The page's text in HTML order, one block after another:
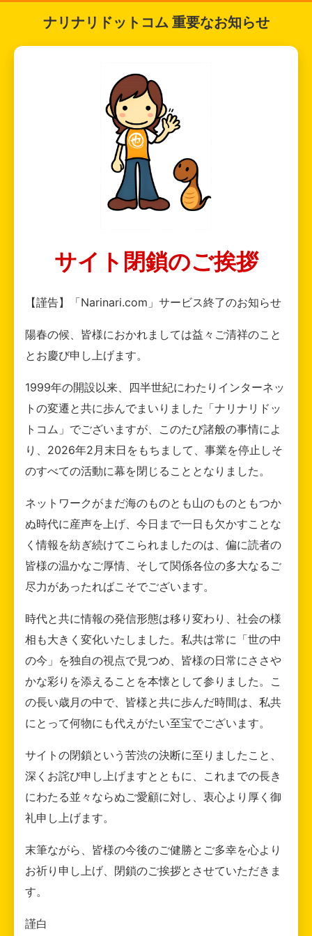
ナリナリドットコム 重要なお知らせ
サイト閉鎖のご挨拶
【謹告】「Narinari.com」サービス終了のお知らせ
陽春の候、皆様におかれましては益々ご清祥のこと
とお慶び申し上げます。
1999年の開設以来、四半世紀にわたりインターネッ
トの変遷と共に歩んでまいりました「ナリナリドッ
トコム」でございますが、このたび諸般の事情によ
り、2026年2月末日をもちまして、事業を停止しそ
のすべての活動に幕を閉じることとなりました。
ネットワークがまだ海のものとも山のものともつか
ぬ時代に産声を上げ、今日まで一日も欠かすことな
く情報を紡ぎ続けてこられましたのは、偏に読者の
皆様の温かなご厚情、そして関係各位の多大なるご
尽力があったればこそでございます。
時代と共に情報の発信形態は移り変わり、社会の様
相も大きく変化いたしました。私共は常に「世の中
の今」を独自の視点で見つめ、皆様の日常にささや
かな彩りを添えることを本懐として参りました。こ
の長い歳月の中で、皆様と共に歩んだ時間は、私共
にとって何物にも代えがたい至宝でございます。
サイトの閉鎖という苦渋の決断に至りましたこと、
深くお詫び申し上げますとともに、これまでの長き
にわたる並々ならぬご愛顧に対し、衷心より厚く御
礼申し上げます。
末筆ながら、皆様の今後のご健勝とご多幸を心より
お祈り申し上げ、閉鎖のご挨拶とさせていただきま
す。
謹白